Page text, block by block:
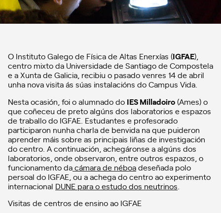
O Instituto Galego de Física de Altas Enerxías (IGFAE),
centro mixto da Universidade de Santiago de Compostela
e a Xunta de Galicia, recibiu o pasado venres 14 de abril
unha nova visita ás súas instalacións do Campus Vida.
Nesta ocasión, foi o alumnado do IES Milladoiro(Ames) o
que coñeceu de preto algúns dos laboratorios e espazos
de traballo do IGFAE. Estudantes e profesorado
participaron nunha charla de benvida na que puideron
aprender máis sobre as principais liñas de investigación
do centro. A continuación, achegáronse a algúns dos
laboratorios, onde observaron, entre outros espazos, o
funcionamento dacámara de néboadeseñada polo
persoal do IGFAE, ou a achega do centro ao experimento
internacional DUNE para o estudo dos neutrinos
Visitas de centros de ensino ao IGFAE